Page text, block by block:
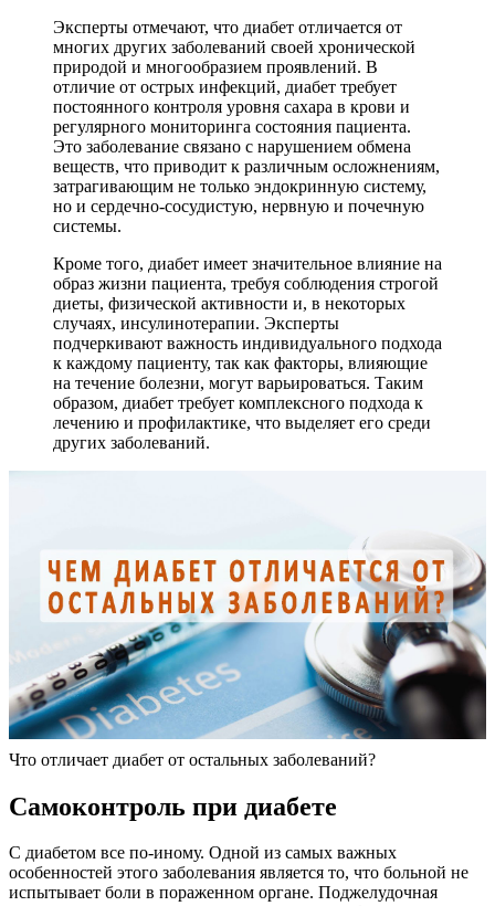
Эксперты отмечают, что диабет отличается от
многих других заболеваний своей хронической
природой и многообразием проявлений. В
отличие от острых инфекций, диабет требует
постоянного контроля уровня сахара в крови и
регулярного мониторинга состояния пациента.
Это заболевание связано с нарушением обмена
веществ, что приводит к различным осложнениям,
затрагивающим не только эндокринную систему,
но и сердечно-сосудистую, нервную и почечную
системы.
Кроме того, диабет имеет значительное влияние на
образ жизни пациента, требуя соблюдения строгой
диеты, физической активности и, в некоторых
случаях, инсулинотерапии. Эксперты
подчеркивают важность индивидуального подхода
к каждому пациенту, так как факторы, влияющие
на течение болезни, могут варьироваться. Таким
образом, диабет требует комплексного подхода к
лечению и профилактике, что выделяет его среди
других заболеваний.
Что отличает диабет от остальных заболеваний?
Самоконтроль при диабете
С диабетом все по-иному. Одной из самых важных
особенностей этого заболевания является то, что больной не
испытывает боли в пораженном органе. Поджелудочная